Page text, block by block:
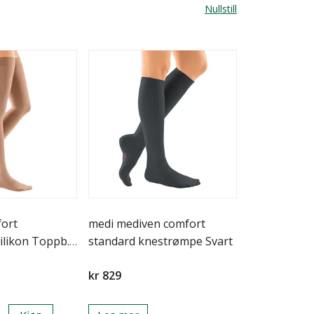
Nullstill
Toppb.
medi mediven comfort
standard knestrømpe Svart
kr 829